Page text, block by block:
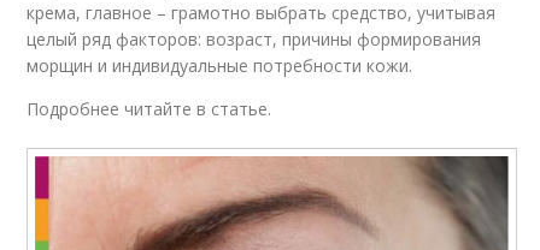
крема, главное – грамотно выбрать средство, учитывая
целый ряд факторов: возраст, причины формирования
морщин и индивидуальные потребности кожи.
Подробнее читайте в статье.